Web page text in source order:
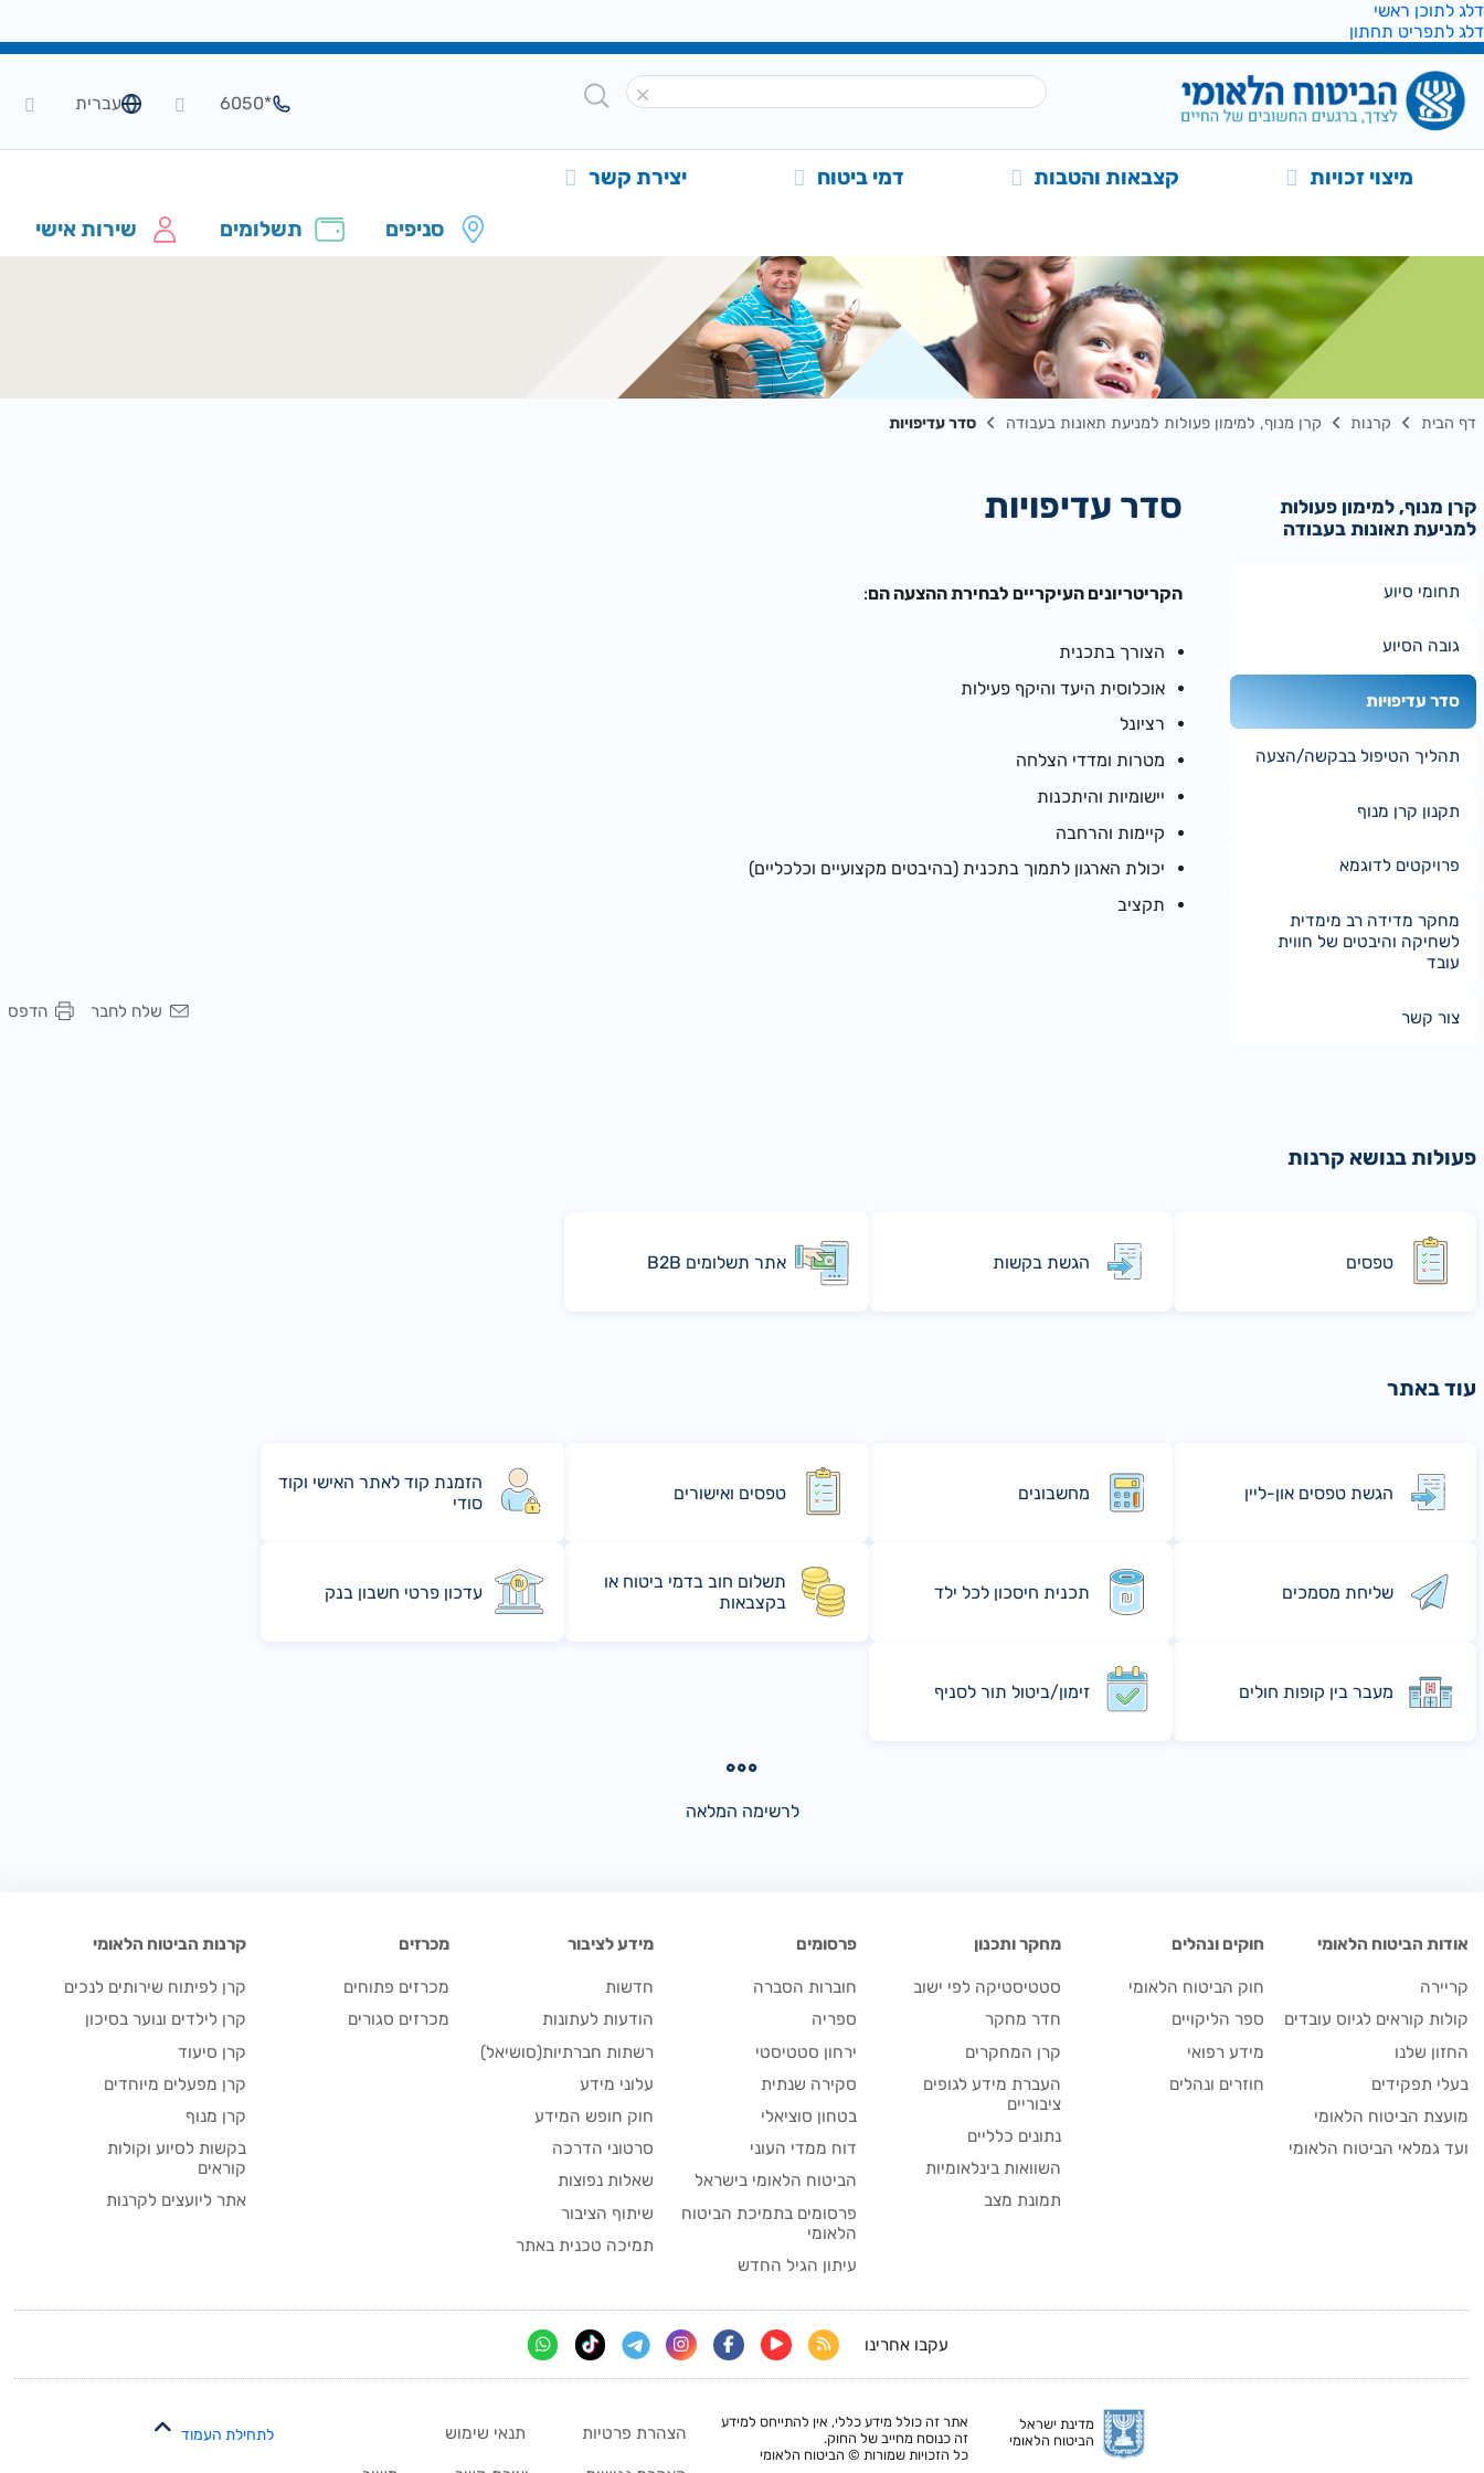
דלג לתוכן ראשי
דלג לתפריט תחתון
עברית *6050
מיצוי זכויות קצבאות והטבות דמי ביטוח יצירת קשר
סניפים תשלומים שירות אישי
דף הבית קרנות קרן מנוף, למימון פעולות למניעת תאונות בעבודה סדר עדיפויות
קרן מנוף, למימון פעולות
למניעת תאונות בעבודה
תחומי סיוע
גובה הסיוע
סדר עדיפויות
תהליך הטיפול בבקשה/הצעה
תקנון קרן מנוף
פרויקטים לדוגמא
מחקר מדידה רב מימדית
לשחיקה והיבטים של חווית
עובד
צור קשר
סדר עדיפויות
הקריטריונים העיקריים לבחירת ההצעה הם:
הצורך בתכנית
אוכלוסית היעד והיקף פעילות
רציונל
מטרות ומדדי הצלחה
יישומיות והיתכנות
קיימות והרחבה
יכולת הארגון לתמוך בתכנית (בהיבטים מקצועיים וכלכליים)
תקציב
הדפס שלח לחבר
פעולות בנושא קרנות
טפסים הגשת בקשות אתר תשלומים B2B
עוד באתר
הגשת טפסים און-ליין מחשבונים טפסים ואישורים
הזמנת קוד לאתר האישי וקוד
סודי
שליחת מסמכים תכנית חיסכון לכל ילד
תשלום חוב בדמי ביטוח או
בקצבאות
עדכון פרטי חשבון בנק
מעבר בין קופות חולים זימון/ביטול תור לסניף
לרשימה המלאה
אודות הביטוח הלאומי
קריירה
קולות קוראים לגיוס עובדים
החזון שלנו
בעלי תפקידים
מועצת הביטוח הלאומי
ועד גמלאי הביטוח הלאומי
חוקים ונהלים
חוק הביטוח הלאומי
ספר הליקויים
מידע רפואי
חוזרים ונהלים
מחקר ותכנון
סטטיסטיקה לפי ישוב
חדר מחקר
קרן המחקרים
העברת מידע לגופים
ציבוריים
נתונים כלליים
השוואות בינלאומיות
תמונת מצב
פרסומים
חוברות הסברה
ספריה
ירחון סטטיסטי
סקירה שנתית
בטחון סוציאלי
דוח ממדי העוני
הביטוח הלאומי בישראל
פרסומים בתמיכת הביטוח
הלאומי
עיתון הגיל החדש
מידע לציבור
חדשות
הודעות לעתונות
רשתות חברתיות(סושיאל)
עלוני מידע
חוק חופש המידע
סרטוני הדרכה
שאלות נפוצות
שיתוף הציבור
תמיכה טכנית באתר
מכרזים
מכרזים פתוחים
מכרזים סגורים
קרנות הביטוח הלאומי
קרן לפיתוח שירותים לנכים
קרן לילדים ונוער בסיכון
קרן סיעוד
קרן מפעלים מיוחדים
קרן מנוף
בקשות לסיוע וקולות
קוראים
אתר ליועצים לקרנות
מדינת ישראל
הביטוח הלאומי
אתר זה כולל מידע כללי, אין להתייחס למידע
זה כנוסח מחייב של החוק.
כל הזכויות שמורות © הביטוח הלאומי
עקבו אחרינו
הצהרת פרטיות תנאי שימוש לתחילת העמוד